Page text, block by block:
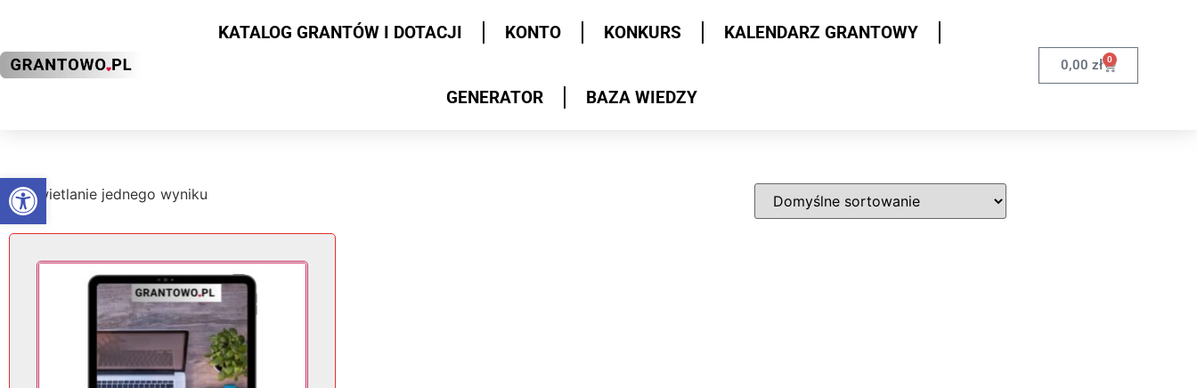
Otwórz pasek narzędzi
KATALOG GRANTÓW I DOTACJI KONTO KONKURS KALENDARZ GRANTOWY
GENERATOR BAZA WIEDZY
0,00zł 0
Wyświetlanie jednego wyniku